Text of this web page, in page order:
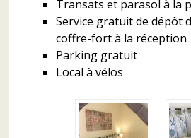
Transats et parasol à la
Service gratuit de dépôt
coffre-fort à la réception
Parking gratuit
Local à vélos